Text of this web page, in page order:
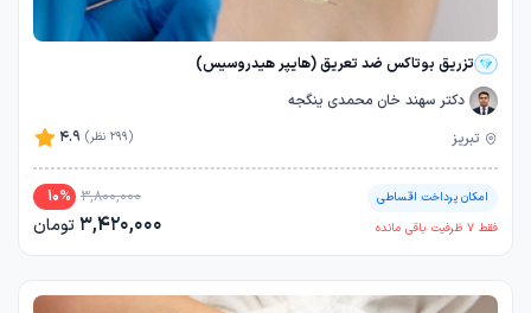
تزریق بوتاکس ضد تعریق (هایپر هیدروسیس)
دکتر سهند خان محمدی ینگجه
4.9
(299 نظر) تبریز
امکان پرداخت اقساطی
فقط 7 ظرفیت باقی مانده
3,800,000
10%
3,420,000تومان